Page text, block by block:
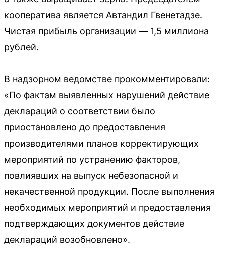
кооператива является Автандил Гвенетадзе.
Чистая прибыль организации — 1,5 миллиона
рублей.
В надзорном ведомстве прокомментировали:
«По фактам выявленных нарушений действие
деклараций о соответствии было
приостановлено до предоставления
производителями планов корректирующих
мероприятий по устранению факторов,
повлиявших на выпуск небезопасной и
некачественной продукции. После выполнения
необходимых мероприятий и предоставления
подтверждающих документов действие
деклараций возобновлено».